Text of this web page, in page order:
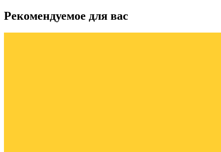
Рекомендуемое для вас